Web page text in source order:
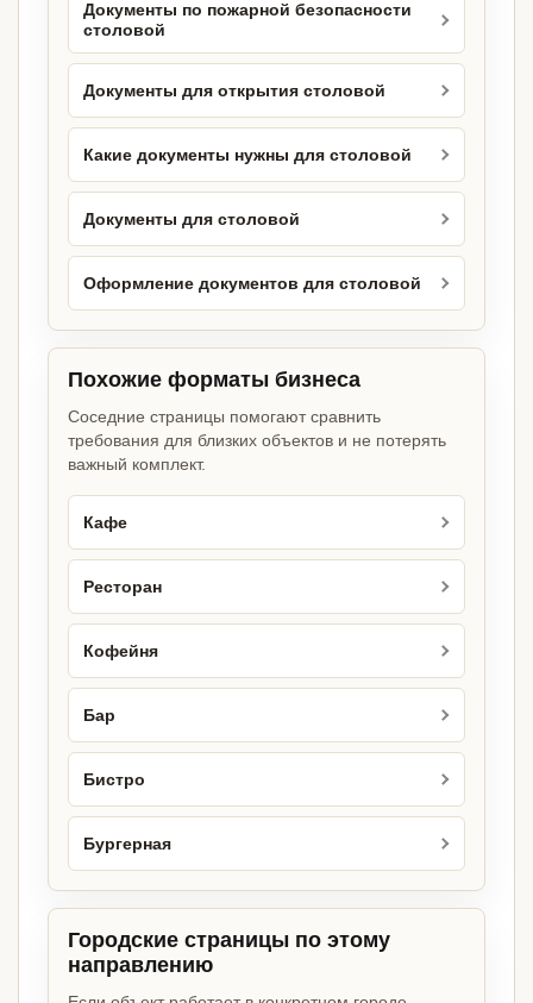
Документы по пожарной безопасности
столовой
Документы для открытия столовой
Какие документы нужны для столовой
Документы для столовой
Оформление документов для столовой
Похожие форматы бизнеса
Соседние страницы помогают сравнить
требования для близких объектов и не потерять
важный комплект.
Кафе
Ресторан
Кофейня
Бар
Бистро
Бургерная
Городские страницы по этому
направлению